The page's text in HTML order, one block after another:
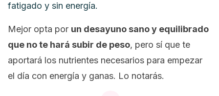
fatigado y sin energía.
Mejor opta por un desayuno sano y equilibrado
que no te hará subir de peso, pero sí que te
aportará los nutrientes necesarios para empezar
el día con energía y ganas. Lo notarás.